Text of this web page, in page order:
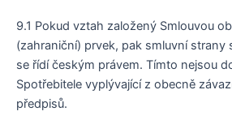
9.1 Pokud vztah založený Smlouvou
(zahraniční) prvek, pak smluvní strany
se řídí českým právem. Tímto nejsou
Spotřebitele vyplývající z obecně
předpisů.